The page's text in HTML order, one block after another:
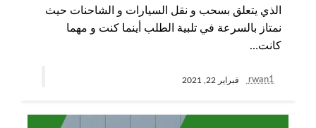
الذي يتعلق بسحب و نقل السيارات و الشاحنات حيث
نمتاز بالسرعة في تلبية الطلب أينما كنت و مهما
كانت…
rwan1 فبراير 22, 2021